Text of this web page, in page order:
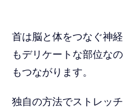
首は脳と体をつなぐ神
もデリケートな部位な
もつながります。
独自の方法でストレッ